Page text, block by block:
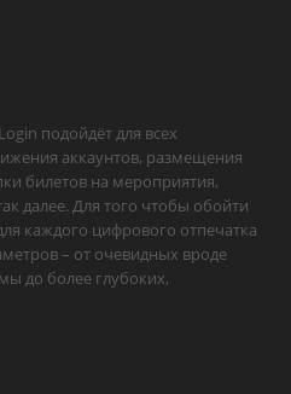
подойдёт для всех
аккаунтов, размещения
билетов на мероприятия,
далее. Для того чтобы обойти
каждого цифрового отпечатка
– от очевидных вроде
до более глубоких,